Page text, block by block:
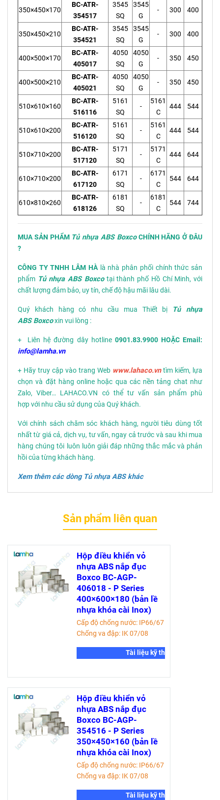
350×450×170
BC-ATR-
354517
3545
SQ
3545
G
- 300 400
350×450×210
BC-ATR-
354521
3545
SQ
3545
G
- 300 400
400×500×170
BC-ATR-
405017
4050
SQ
4050
G
- 350 450
400×500×210
BC-ATR-
405021
4050
SQ
4050
G
- 350 450
510×610×160
BC-ATR-
516116
5161
SQ
-
5161
C
444 544
510×610×200
BC-ATR-
516120
5161
SQ
-
5161
C
444 544
510×710×200
BC-ATR-
517120
5171
SQ
-
5171
C
444 644
610×710×200
BC-ATR-
617120
6171
SQ
-
6171
C
544 644
610×810×260
BC-ATR-
618126
6181
SQ
-
6181
C
544 744
MUA SẢN PHẨM Tủ nhựa ABS BoxcoCHÍNH HÃNG Ở ĐÂU
?
CÔNG TY TNHH LÂM HÀlà nhà phân phối chính thức sản
phẩm Tủ nhựa ABS Boxco tại thành phố Hồ Chí Minh, với
chất lượng đảm bảo, uy tín, chế độ hậu mãi lâu dài.
Quý khách hàng có nhu cầu mua Thiết bị
Tủ nhựa
ABS Boxcoxin vui lòng :
+ Liên hệ đường dây hotline 0901.83.9900 HOẶC Email:
info@lamha.vn
+ Hãy truy cập vào trang Web www.lahaco.vntìm kiếm, lựa
chọn và đặt hàng online hoặc qua các nền tảng chat như
Zalo, Viber… LAHACO.VN có thể tư vấn sản phẩm phù
hợp với nhu cầu sử dụng của Quý khách.
Với chính sách chăm sóc khách hàng, người tiêu dùng tốt
nhất từ giá cả, dịch vụ, tư vấn, ngay cả trước và sau khi mua
hàng chúng tôi luôn luôn giải đáp những thắc mắc và phản
hồi của từng khách hàng.
Xem thêm các dòng Tủ nhựa ABSkhác
Sản phẩm liên quan
Hộp điều khiển vỏ
nhựa ABS nắp đục
Boxco BC-AGP-
406018 - P Series
400×600×180 (bản lề
nhựa khóa cài Inox)
Cấp độ chống nước: IP66/67
Chống va đập: IK 07/08
Tài liệu kỹ thuật
Hộp điều khiển vỏ
nhựa ABS nắp đục
Boxco BC-AGP-
354516 - P Series
350×450×160 (bản lề
nhựa khóa cài Inox)
Cấp độ chống nước: IP66/67
Chống va đập: IK 07/08
Tài liệu kỹ thuật